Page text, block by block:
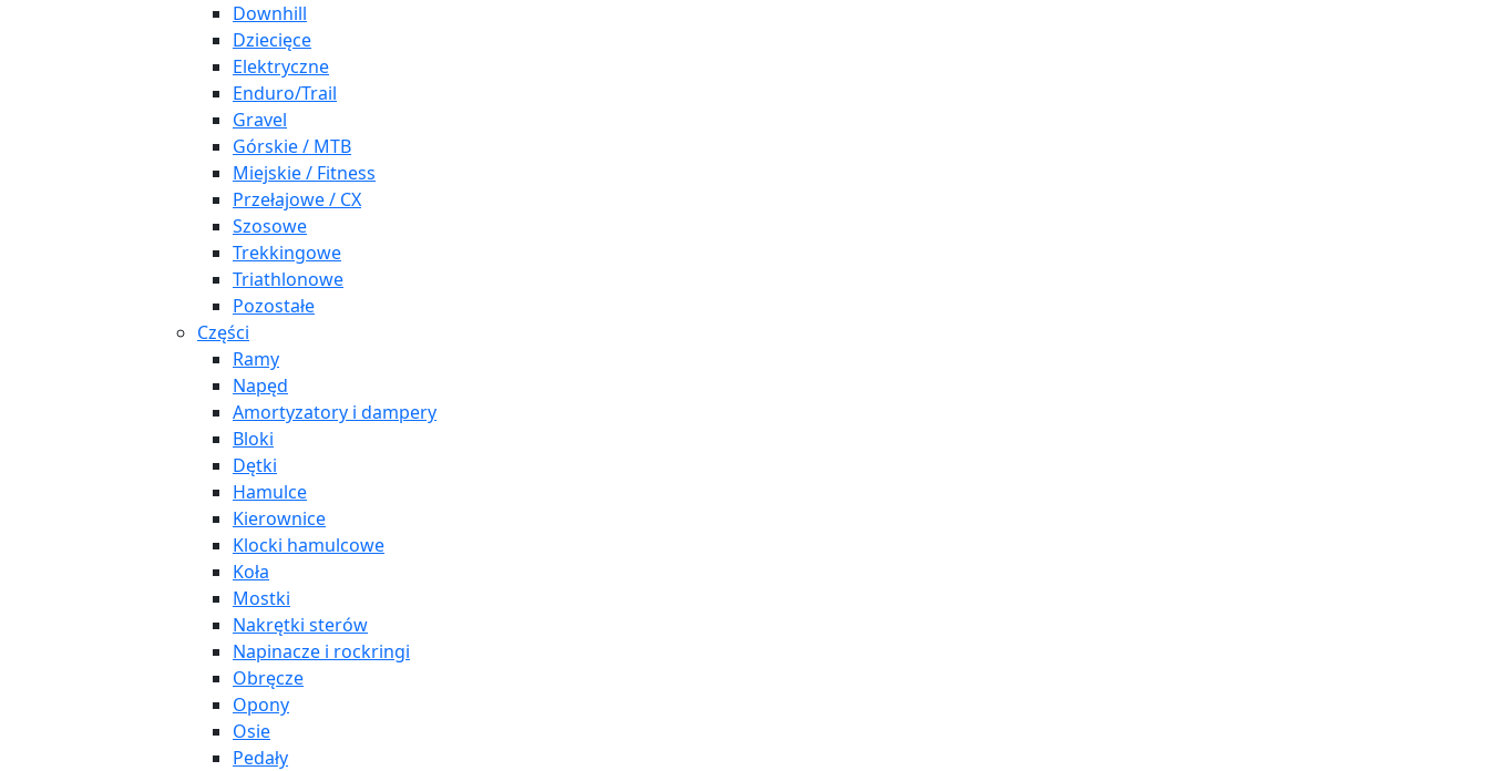
Downhill
Dziecięce
Elektryczne
Enduro/Trail
Gravel
Górskie / MTB
Miejskie / Fitness
Przełajowe / CX
Szosowe
Trekkingowe
Triathlonowe
Pozostałe
Części
Ramy
Napęd
Amortyzatory i dampery
Bloki
Dętki
Hamulce
Kierownice
Klocki hamulcowe
Koła
Mostki
Nakrętki sterów
Napinacze i rockringi
Obręcze
Opony
Osie
Pedały